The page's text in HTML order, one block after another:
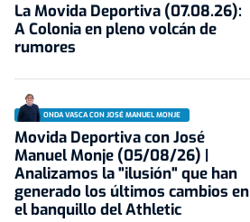
La Movida Deportiva (07.08.26):
A Colonia en pleno volcán de
rumores
ONDA VASCA CON JOSÉ MANUEL MONJE
Movida Deportiva con José
Manuel Monje (05/08/26) |
Analizamos la "ilusión" que han
generado los últimos cambios en
el banquillo del Athletic